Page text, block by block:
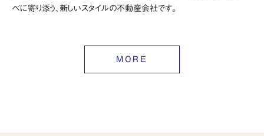
ベに寄り添う、新しいスタイルの不動産会社です。
MORE